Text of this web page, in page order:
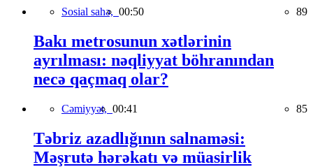
Sosial sahə, 00:50 89
Bakı metrosunun xətlərinin
ayrılması: nəqliyyat böhranından
necə qaçmaq olar?
Cəmiyyət, 00:41 85
Təbriz azadlığının salnaməsi:
Məşrutə hərəkatı və müasirlik